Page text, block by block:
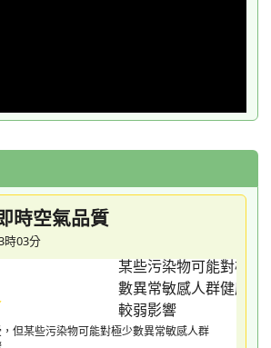
時空氣品質
時03分
但某些污染物可能對極少數異常敏感人群